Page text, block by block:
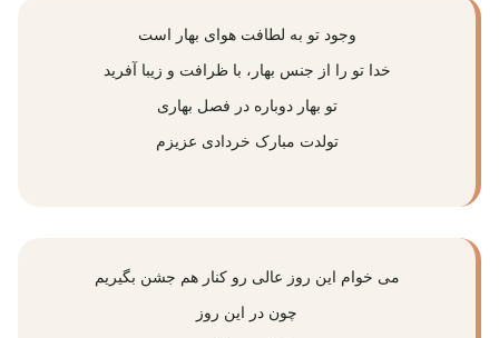
وجود تو به لطافت هوای بهار است
خدا تو را از جنس بهار، با ظرافت و زیبا آفرید
تو بهار دوباره در فصل بهاری
تولدت مبارک خردادی عزیزم
می خوام این روز عالی رو کنار هم جشن بگیریم
چون در این روز